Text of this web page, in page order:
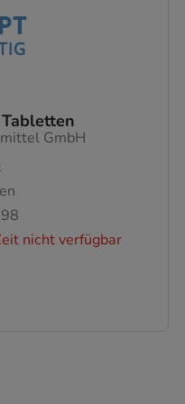
GmbH
nicht verfügbar